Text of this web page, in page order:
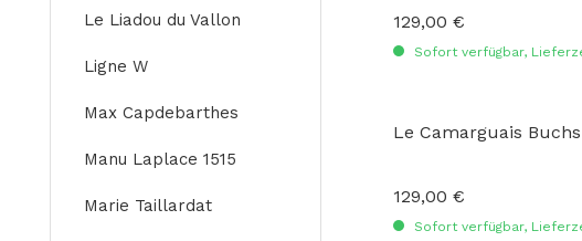
Le Liadou du Vallon
Ligne W
Max Capdebarthes
Manu Laplace 1515
Marie Taillardat
Regulärer Preis:
129,00 €
Sofort verfügbar,
Le Camarguais
Regulärer Preis:
129,00 €
Sofort verfügbar,